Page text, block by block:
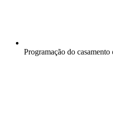
Programação do